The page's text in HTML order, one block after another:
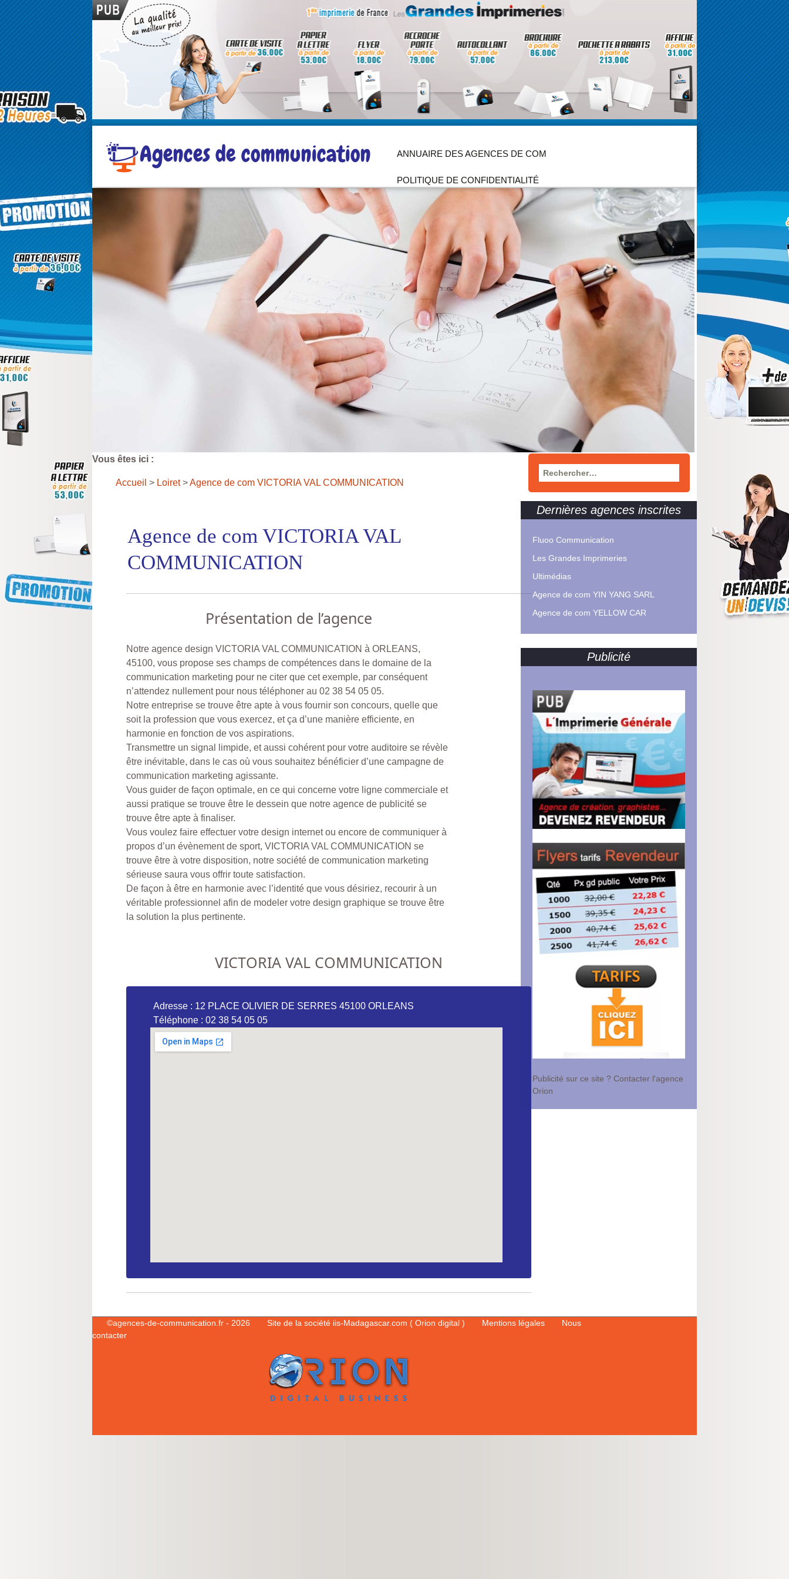
ANNUAIRE DES AGENCES DE COM
POLITIQUE DE CONFIDENTIALITÉ
Vous êtes ici :
Accueil > Loiret >Agence de com VICTORIA VAL COMMUNICATION
Agence de com VICTORIA VAL
COMMUNICATION
Présentation de l’agence
Notre agence design VICTORIA VAL COMMUNICATION à ORLEANS,
45100, vous propose ses champs de compétences dans le domaine de la
communication marketing pour ne citer que cet exemple, par conséquent
n’attendez nullement pour nous téléphoner au 02 38 54 05 05.
Notre entreprise se trouve être apte à vous fournir son concours, quelle que
soit la profession que vous exercez, et ça d’une manière efficiente, en
harmonie en fonction de vos aspirations.
Transmettre un signal limpide, et aussi cohérent pour votre auditoire se révèle
être inévitable, dans le cas où vous souhaitez bénéficier d’une campagne de
communication marketing agissante.
Vous guider de façon optimale, en ce qui concerne votre ligne commerciale et
aussi pratique se trouve être le dessein que notre agence de publicité se
trouve être apte à finaliser.
Vous voulez faire effectuer votre design internet ou encore de communiquer à
propos d’un évènement de sport, VICTORIA VAL COMMUNICATION se
trouve être à votre disposition, notre société de communication marketing
sérieuse saura vous offrir toute satisfaction.
De façon à être en harmonie avec l’identité que vous désiriez, recourir à un
véritable professionnel afin de modeler votre design graphique se trouve être
la solution la plus pertinente.
VICTORIA VAL COMMUNICATION
Adresse : 12 PLACE OLIVIER DE SERRES 45100 ORLEANS
Téléphone : 02 38 54 05 05
Rechercher :
Dernières agences inscrites
Fluoo Communication
Les Grandes Imprimeries
Ultimédias
Agence de com YIN YANG SARL
Agence de com YELLOW CAR
Publicité
Publicité sur ce site ? Contacter l'agence
Orion
©agences-de-communication.fr - 2026 Site de la société iis-Madagascar.com ( Orion digital ) Mentions légales
Nous
contacter